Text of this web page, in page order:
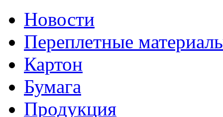
Новости
Переплетные
Картон
Бумага
Продукция